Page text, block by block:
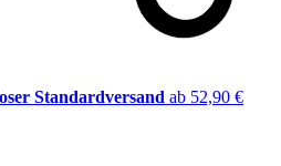
Standardversand ab 52,90 €